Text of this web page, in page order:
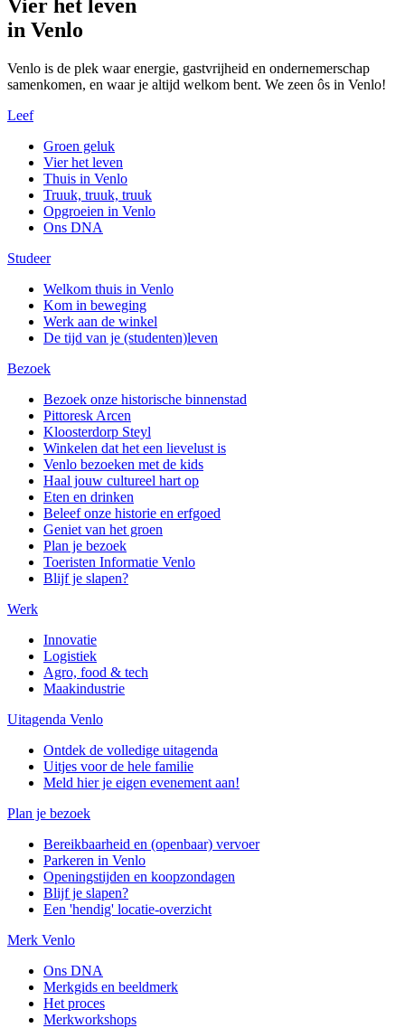
Vier het leven
in Venlo
Venlo is de plek waar energie, gastvrijheid en ondernemerschap
samenkomen, en waar je altijd welkom bent. We zeen ôs in Venlo!
Leef
Groen geluk
Vier het leven
Thuis in Venlo
Truuk, truuk, truuk
Opgroeien in Venlo
Ons DNA
Studeer
Welkom thuis in Venlo
Kom in beweging
Werk aan de winkel
De tijd van je (studenten)leven
Bezoek
Bezoek onze historische binnenstad
Pittoresk Arcen
Kloosterdorp Steyl
Winkelen dat het een lievelust is
Venlo bezoeken met de kids
Haal jouw cultureel hart op
Eten en drinken
Beleef onze historie en erfgoed
Geniet van het groen
Plan je bezoek
Toeristen Informatie Venlo
Blijf je slapen?
Werk
Innovatie
Logistiek
Agro, food & tech
Maakindustrie
Uitagenda Venlo
Ontdek de volledige uitagenda
Uitjes voor de hele familie
Meld hier je eigen evenement aan!
Plan je bezoek
Bereikbaarheid en (openbaar) vervoer
Parkeren in Venlo
Openingstijden en koopzondagen
Blijf je slapen?
Een 'hendig' locatie-overzicht
Merk Venlo
Ons DNA
Merkgids en beeldmerk
Het proces
Merkworkshops